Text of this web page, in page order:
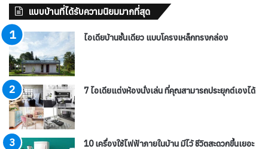
แบบบ้านที่ได้รับความนิยมมากที่สุด
ไอเดียบ้านชั้นเดียว แบบโครงเหล็กทรงกล่อง
7 ไอเดียแต่งห้องนั่งเล่น ที่คุณสามารถประยุกต์เองได้
10 เครื่องใช้ไฟฟ้าภายในบ้าน มีไว้ ชีวิตสะดวกขึ้นเยอะ